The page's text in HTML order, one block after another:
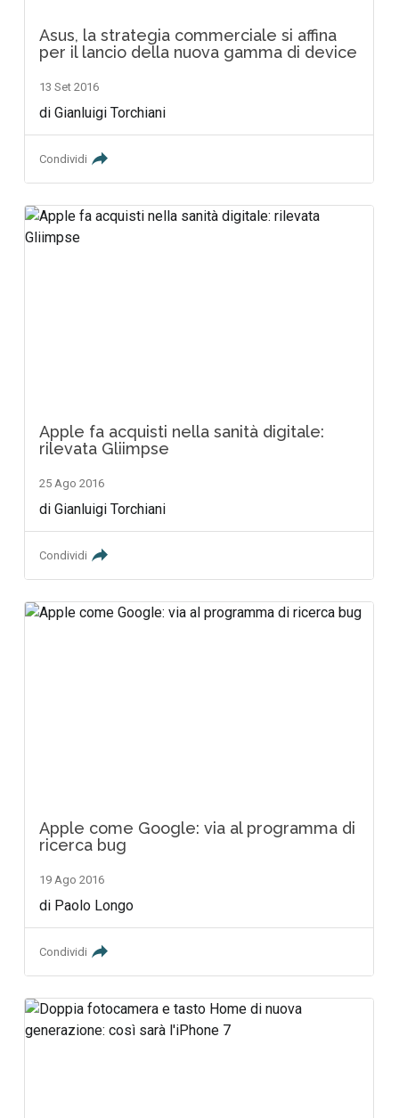
Asus, la strategia commerciale si affina
per il lancio della nuova gamma di device
13 Set 2016
di Gianluigi Torchiani
Condividi
Apple fa acquisti nella sanità digitale:
rilevata Gliimpse
25 Ago 2016
di Gianluigi Torchiani
Condividi
Apple come Google: via al programma di
ricerca bug
19 Ago 2016
di Paolo Longo
Condividi